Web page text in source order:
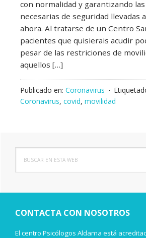
con normalidad y garantizando
necesarias de seguridad llevadas
ahora. Al tratarse de un Centro
pacientes que quisierais acudir
pesar de las restriciones de
aquellos […]
Publicado en: Coronavirus
Coronavirus, covid, movilidad
Barra
lateral
principal
esta
CONTACTA CON NOSOTROS
El centro Psicólogos Aldama está